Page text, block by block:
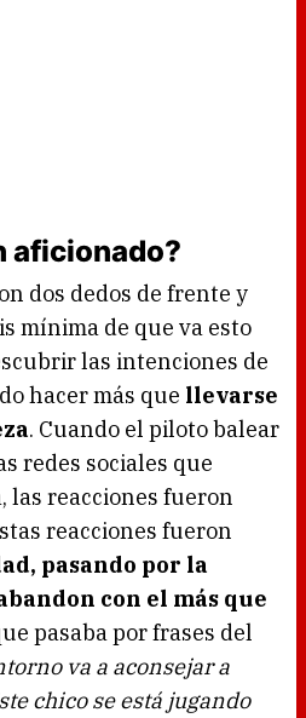
aficionado?
dos dedos de frente y
mínima de que va esto
las intenciones de
hacer más que llevarse
. Cuando el piloto balear
redes sociales que
las reacciones fueron
reacciones fueron
pasando por la
con el más que
pasaba por frases del
va a aconsejar a
chico se está jugando